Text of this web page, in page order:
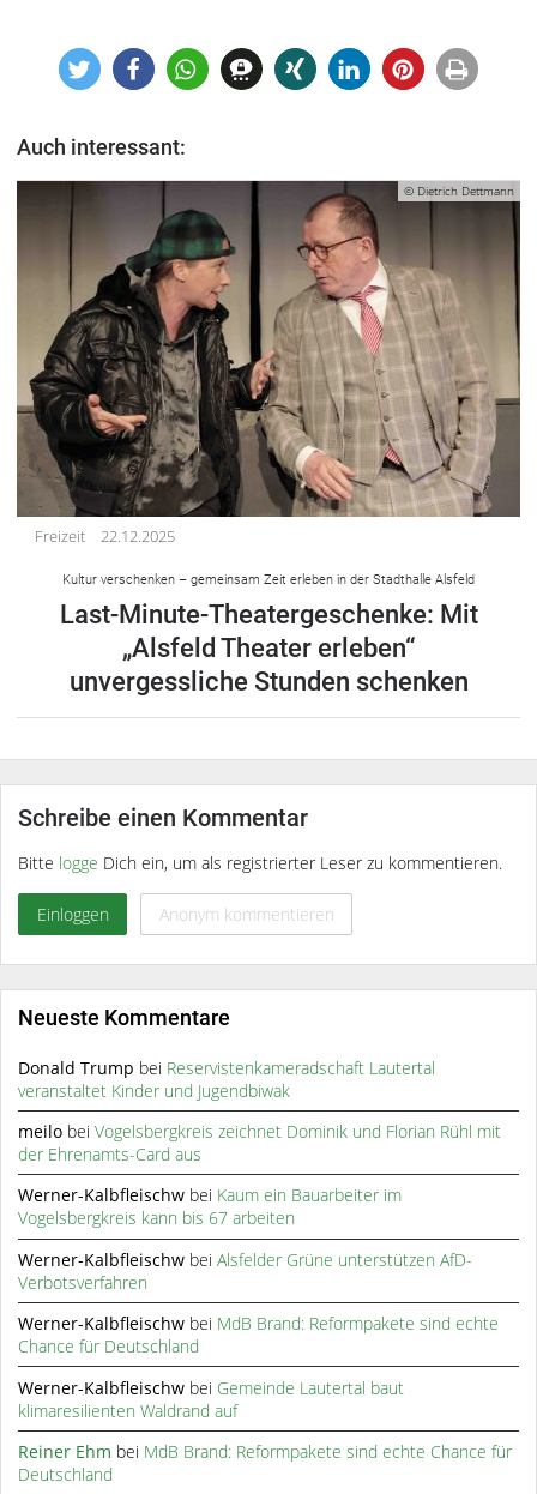
Auch interessant:
© Dietrich Dettmann
Freizeit 22.12.2025
Kultur verschenken – gemeinsam Zeit erleben in der Stadthalle Alsfeld
Last-Minute-Theatergeschenke: Mit
„Alsfeld Theater erleben“
unvergessliche Stunden schenken
Schreibe einen Kommentar
Bitte logge Dich ein, um als registrierter Leser zu kommentieren.
Einloggen Anonym kommentieren
Neueste Kommentare
Donald Trump bei Reservistenkameradschaft Lautertal
veranstaltet Kinder und Jugendbiwak
meilo beiVogelsbergkreis zeichnet Dominik und Florian Rühl mit
der Ehrenamts-Card aus
Werner-Kalbfleischw bei Kaum ein Bauarbeiter im
Vogelsbergkreis kann bis 67 arbeiten
Werner-Kalbfleischw beiAlsfelder Grüne unterstützen AfD-
Verbotsverfahren
Werner-Kalbfleischw bei MdB Brand: Reformpakete sind echte
Chance für Deutschland
Werner-Kalbfleischw bei Gemeinde Lautertal baut
klimaresilienten Waldrand auf
Reiner Ehm bei MdB Brand: Reformpakete sind echte Chance für
Deutschland